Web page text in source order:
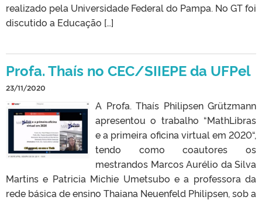
realizado pela Universidade Federal do Pampa. No GT foi
discutido a Educação […]
Profa. Thaís no CEC/SIIEPE da UFPel
23/11/2020
A Profa. Thaís Philipsen Grützmann
apresentou o trabalho “MathLibras
e a primeira oficina virtual em 2020“,
tendo como coautores os
mestrandos Marcos Aurélio da Silva
Martins e Patricia Michie Umetsubo e a professora da
rede básica de ensino Thaiana Neuenfeld Philipsen, sob a